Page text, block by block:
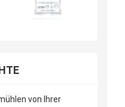
von Ihrer